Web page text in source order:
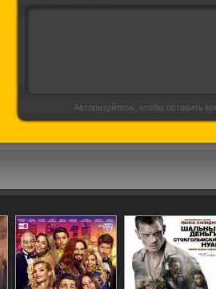
Авторизуйтесь, чтобы оставить